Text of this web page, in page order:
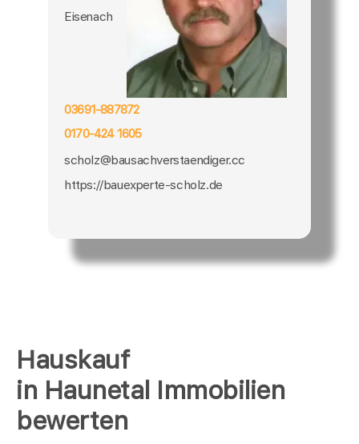
Hauskauf
in Haunetal Immobilien
bewerten
Eisenach
03691-887872
0170-424 1605
scholz@bausachverstaendiger.cc
https://bauexperte-scholz.de